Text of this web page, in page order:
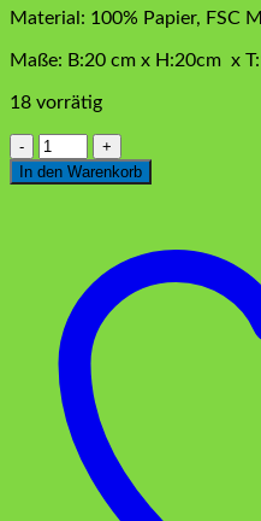
Material: 100% Papier, FSC
Maße: B:20 cm x H:20cm x
18 vorrätig
Geschenktüte
Rot
-
In den Warenkorb